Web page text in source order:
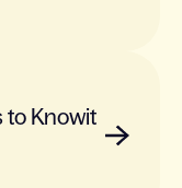
to Knowit